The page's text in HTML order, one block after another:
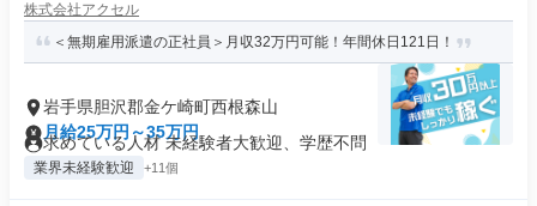
株式会社アクセル
＜無期雇用派遣の正社員＞月収32万円可能！年間休日121日！
岩手県胆沢郡金ケ崎町西根森山
月給25万円～35万円
求めている人材 未経験者大歓迎、学歴不問
業界未経験歓迎 +11個